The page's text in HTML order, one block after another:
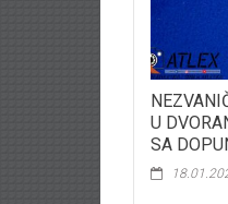
U
SA